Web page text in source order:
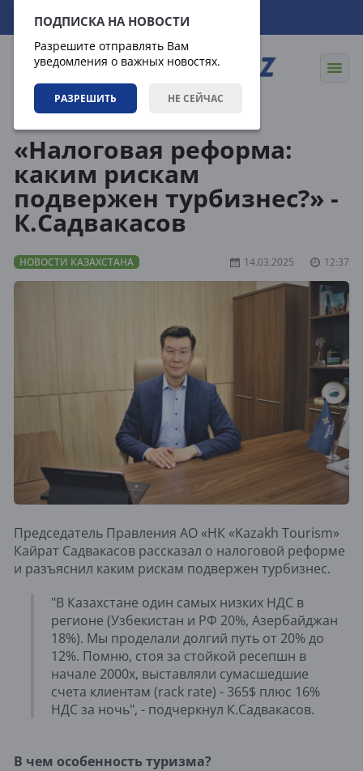
ПОДПИСКА НА НОВОСТИ
Разрешите отправлять Вам
уведомления о важных новостях.
РАЗРЕШИТЬ НЕ СЕЙЧАС
08.08.2026 22:06:13
«Налоговая реформа:
каким рискам
подвержен турбизнес?» -
К.Садвакасов
НОВОСТИ КАЗАХСТАНА 14.03.2025 12:37
Председатель Правления АО «НК «Kazakh Tourism»
Кайрат Садвакасов рассказал о налоговой реформе
и разъяснил каким рискам подвержен турбизнес.
"В Казахстане один самых низких НДС в
регионе (Узбекистан и РФ 20%, Азербайджан
18%). Мы проделали долгий путь от 20% до
12%. Помню, стоя за стойкой ресепшн в
начале 2000х, выставляли сумасшедшие
счета клиентам (rack rate) - 365$ плюс 16%
НДС за ночь", - подчеркнул К.Садвакасов.
В чем особенность туризма?